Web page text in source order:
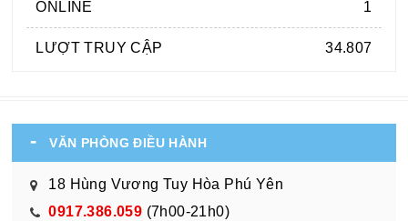
ONLINE 1
LƯỢT TRUY CẬP 34.807
VĂN PHÒNG ĐIỀU HÀNH
18 Hùng Vương Tuy Hòa Phú Yên
0917.386.059 (7h00-21h0)